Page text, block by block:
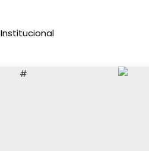
Institucional